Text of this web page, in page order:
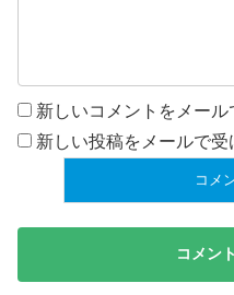
新しいコメントをメール
新しい投稿をメールで受
コメン